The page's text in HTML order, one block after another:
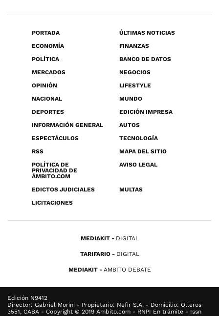
PORTADA
ÚLTIMAS NOTICIAS
ECONOMÍA
FINANZAS
POLÍTICA
BANCO DE DATOS
MERCADOS
NEGOCIOS
OPINIÓN
LIFESTYLE
NACIONAL
MUNDO
DEPORTES
EDICIÓN IMPRESA
INFORMACIÓN GENERAL
AUTOS
ESPECTÁCULOS
TECNOLOGÍA
RSS
MAPA DEL SITIO
POLÍTICA DE
PRIVACIDAD DE
ÁMBITO.COM
AVISO LEGAL
EDICTOS JUDICIALES
MULTAS
LICITACIONES
MEDIAKIT DIGITAL
TARIFARIO DIGITAL
MEDIAKIT AMBITO DEBATE
Edición N9412
Director: Gabriel Morini - Propietario: Nefir S.A. - Domicilio: Olleros
3551, CABA - Copyright © 2019 Ambito.com - RNPI En trámite - Issn